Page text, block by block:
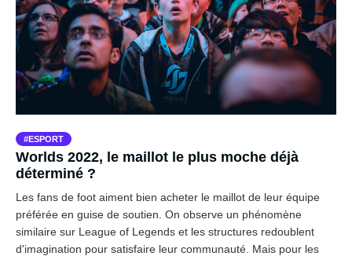
ESPORT
Worlds 2022, le maillot le plus moche déjà
déterminé ?
Les fans de foot aiment bien acheter le maillot de leur équipe
préférée en guise de soutien. On observe un phénomène
similaire sur League of Legends et les structures redoublent
d'imagination pour satisfaire leur communauté. Mais pour les